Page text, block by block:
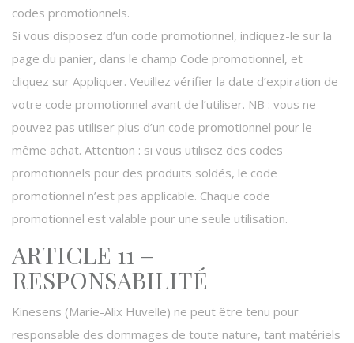
codes promotionnels.
Si vous disposez d’un code promotionnel, indiquez-le sur la
page du panier, dans le champ Code promotionnel, et
cliquez sur Appliquer. Veuillez vérifier la date d’expiration de
votre code promotionnel avant de l’utiliser. NB : vous ne
pouvez pas utiliser plus d’un code promotionnel pour le
même achat. Attention : si vous utilisez des codes
promotionnels pour des produits soldés, le code
promotionnel n’est pas applicable. Chaque code
promotionnel est valable pour une seule utilisation.
ARTICLE 11 –
RESPONSABILITÉ
Kinesens (Marie-Alix Huvelle) ne peut être tenu pour
responsable des dommages de toute nature, tant matériels